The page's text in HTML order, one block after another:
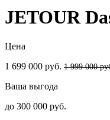
JETOUR
Цена
1 699 000 руб. 1 999 000
Ваша выгода
до 300 000 руб.